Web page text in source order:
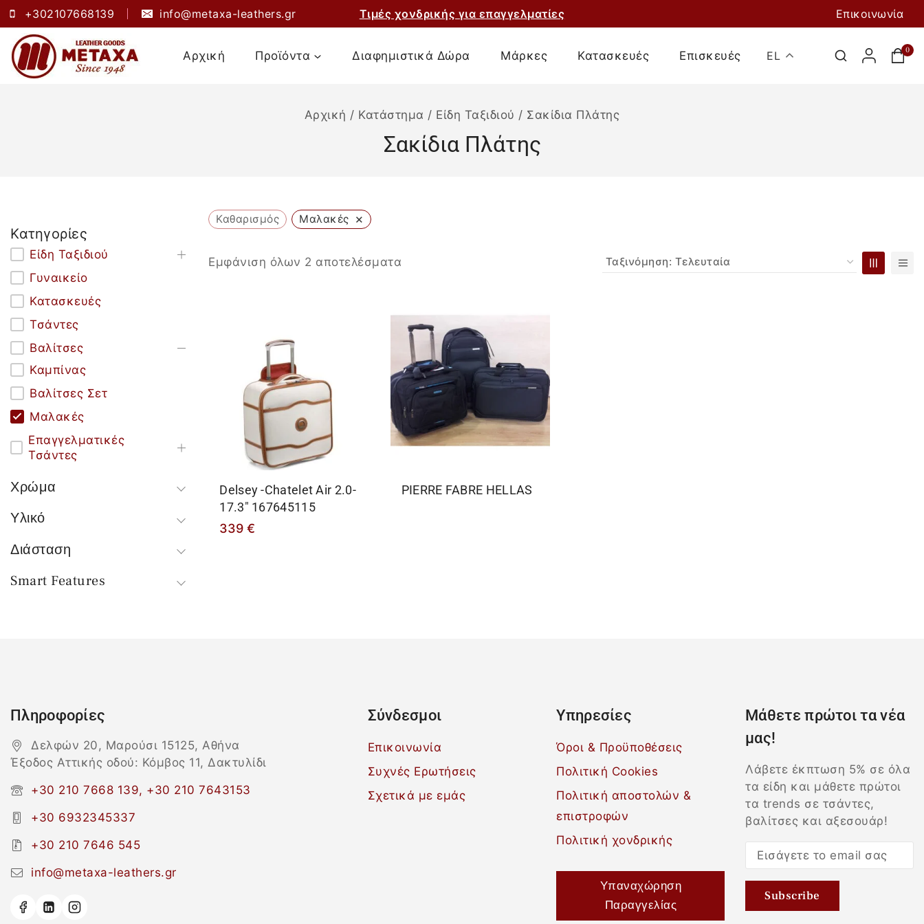
+302107668139 info@metaxa-leathers.gr Τιμές χονδρικής για επαγγελματίες Επικοινωνία
Αρχική Προϊόντα Διαφημιστικά Δώρα Μάρκες Κατασκευές Επισκευές EL 0
Αρχική / Κατάστημα / Είδη Ταξιδιού / Σακίδια Πλάτης
Σακίδια Πλάτης
Καθαρισμός Μαλακές ×
Εμφάνιση όλων 2 αποτελέσματα
Delsey -Chatelet Air 2.0-
17.3″ 167645115
339€
PIERRE FABRE HELLAS
Κατηγορίες
Είδη Ταξιδιού
Γυναικείο
Κατασκευές
Τσάντες
Βαλίτσες
Καμπίνας
Βαλίτσες Σετ
Μαλακές
Επαγγελματικές
Τσάντες
Χρώμα
Υλικό
Διάσταση
Smart Features
Πληροφορίες
Δελφών 20, Μαρούσι 15125, Αθήνα
Έξοδος Αττικής οδού: Κόμβος 11, Δακτυλίδι
+30 210 7668 139, +30 210 7643153
+30 6932345337
+30 210 7646 545
info@metaxa-leathers.gr
Σύνδεσμοι
Επικοινωνία
Συχνές Ερωτήσεις
Σχετικά με εμάς
Υπηρεσίες
Όροι & Προϋποθέσεις
Πολιτική Cookies
Πολιτική αποστολών &
επιστροφών
Πολιτική χονδρικής
Υπαναχώρηση
Παραγγελίας
Μάθετε πρώτοι τα νέα
μας!
Λάβετε έκπτωση 5% σε όλα
τα είδη και μάθετε πρώτοι
τα trends σε τσάντες,
βαλίτσες και αξεσουάρ!